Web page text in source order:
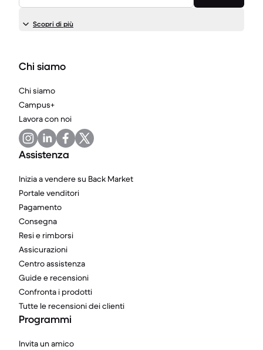
Scopri di più
Chi siamo
Chi siamo
Campus+
Lavora con noi
Assistenza
Inizia a vendere su Back Market
Portale venditori
Pagamento
Consegna
Resi e rimborsi
Assicurazioni
Centro assistenza
Guide e recensioni
Confronta i prodotti
Tutte le recensioni dei clienti
Programmi
Invita un amico